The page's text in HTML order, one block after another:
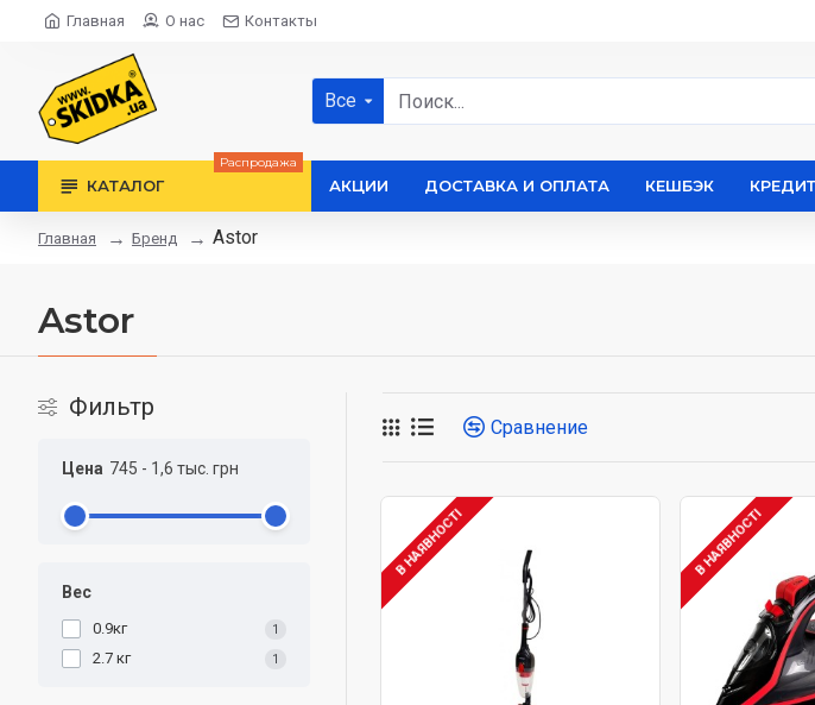
Главная О нас Контакты
Все
КАТАЛОГ
Распродажа
АКЦИИ ДОСТАВКА И ОПЛАТА КЕШБЭК КРЕДИТ
Главная Бренд Astor
Astor
Фильтр
745 - 1,6 тыс. грн
Цена
Вес
0.9кг 1
2.7 кг 1
Сравнение
В НАЯВНОСТІ В НАЯВНОСТІ